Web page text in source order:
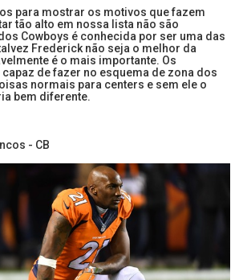
para mostrar os motivos que fazem
tão alto em nossa lista não são
Cowboys é conhecida por ser uma das
Frederick não seja o melhor da
é o mais importante. Os
de fazer no esquema de zona dos
normais para centers e sem ele o
bem diferente.
- CB